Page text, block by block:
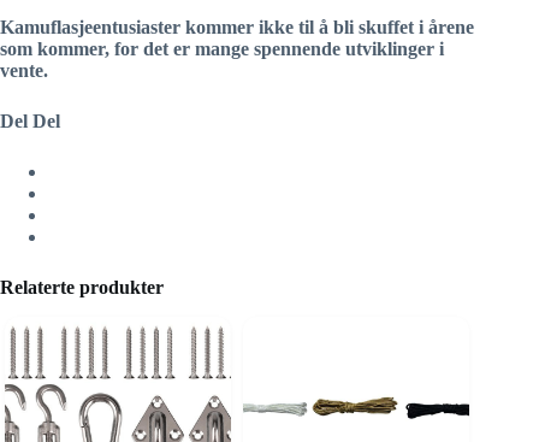
Kamuflasjeentusiaster kommer ikke til å bli skuffet i årene
som kommer, for det er mange spennende utviklinger i
vente.
Del Del
Relaterte produkter